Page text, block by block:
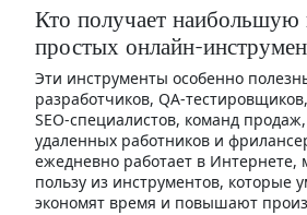
Кто получает наибольшую
простых онлайн-
Эти инструменты особенно
разработчиков, QA-
SEO-специалистов, команд
удаленных работников и
ежедневно работает в Интернете,
пользу из инструментов, которые
экономят время и повышают